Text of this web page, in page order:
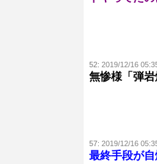
52: 2019/12/16
無惨様「弾岩
57: 2019/12/16
最終手段が